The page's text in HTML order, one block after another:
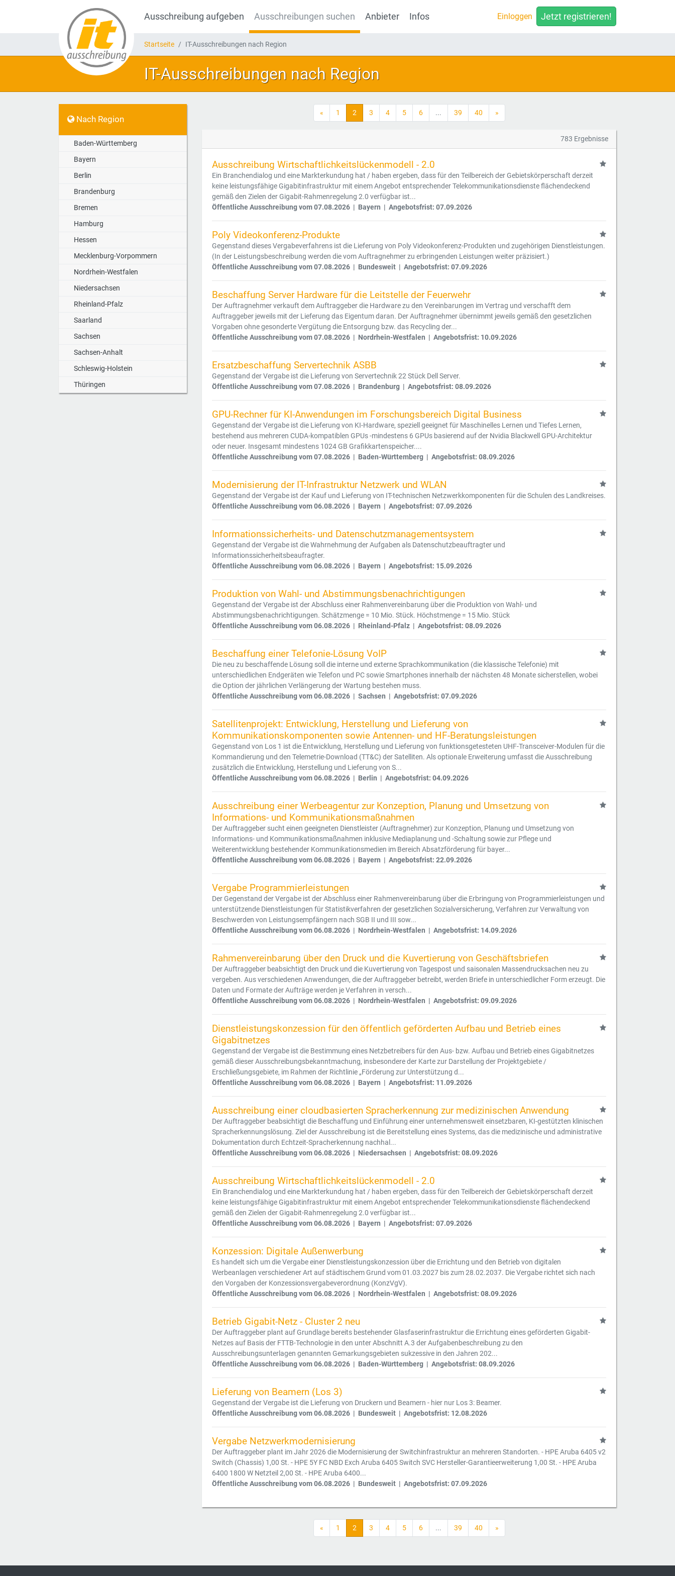
Ausschreibung aufgeben Ausschreibungen suchen Anbieter Infos Einloggen Jetzt registrieren!
Startseite IT-Ausschreibungen nach Region
IT-Ausschreibungen nach Region
Nach Region
Baden-Württemberg
Bayern
Berlin
Brandenburg
Bremen
Hamburg
Hessen
Mecklenburg-Vorpommern
Nordrhein-Westfalen
Niedersachsen
Rheinland-Pfalz
Saarland
Sachsen
Sachsen-Anhalt
Schleswig-Holstein
Thüringen
« 1 2 3 4 5 6 ... 39 40 »
783 Ergebnisse
Ausschreibung Wirtschaftlichkeitslückenmodell - 2.0
Ein Branchendialog und eine Markterkundung hat / haben ergeben, dass für den Teilbereich der Gebietskörperschaft derzeit
keine leistungsfähige Gigabitinfrastruktur mit einem Angebot entsprechender Telekommunikationsdienste flächendeckend
gemäß den Zielen der Gigabit-Rahmenregelung 2.0 verfügbar ist...
Öffentliche Ausschreibung vom 07.08.2026 | Bayern | Angebotsfrist: 07.09.2026
Poly Videokonferenz-Produkte
Gegenstand dieses Vergabeverfahrens ist die Lieferung von Poly Videokonferenz-Produkten und zugehörigen Dienstleistungen.
(In der Leistungsbeschreibung werden die vom Auftragnehmer zu erbringenden Leistungen weiter präzisiert.)
Öffentliche Ausschreibung vom 07.08.2026 | Bundesweit | Angebotsfrist: 07.09.2026
Beschaffung Server Hardware für die Leitstelle der Feuerwehr
Der Auftragnehmer verkauft dem Auftraggeber die Hardware zu den Vereinbarungen im Vertrag und verschafft dem
Auftraggeber jeweils mit der Lieferung das Eigentum daran. Der Auftragnehmer übernimmt jeweils gemäß den gesetzlichen
Vorgaben ohne gesonderte Vergütung die Entsorgung bzw. das Recycling der...
Öffentliche Ausschreibung vom 07.08.2026 | Nordrhein-Westfalen | Angebotsfrist: 10.09.2026
Ersatzbeschaffung Servertechnik ASBB
Gegenstand der Vergabe ist die Lieferung von Servertechnik 22 Stück Dell Server.
Öffentliche Ausschreibung vom 07.08.2026 | Brandenburg | Angebotsfrist: 08.09.2026
GPU-Rechner für KI-Anwendungen im Forschungsbereich Digital Business
Gegenstand der Vergabe ist die Lieferung von KI-Hardware, speziell geeignet für Maschinelles Lernen und Tiefes Lernen,
bestehend aus mehreren CUDA-kompatiblen GPUs -mindestens 6 GPUs basierend auf der Nvidia Blackwell GPU-Architektur
oder neuer. Insgesamt mindestens 1024 GB Grafikkartenspeicher....
Öffentliche Ausschreibung vom 07.08.2026 | Baden-Württemberg | Angebotsfrist: 08.09.2026
Modernisierung der IT-Infrastruktur Netzwerk und WLAN
Gegenstand der Vergabe ist der Kauf und Lieferung von IT-technischen Netzwerkkomponenten für die Schulen des Landkreises.
Öffentliche Ausschreibung vom 06.08.2026 | Bayern | Angebotsfrist: 07.09.2026
Informationssicherheits- und Datenschutzmanagementsystem
Gegenstand der Vergabe ist die Wahrnehmung der Aufgaben als Datenschutzbeauftragter und
Informationssicherheitsbeaufragter.
Öffentliche Ausschreibung vom 06.08.2026 | Bayern | Angebotsfrist: 15.09.2026
Produktion von Wahl- und Abstimmungsbenachrichtigungen
Gegenstand der Vergabe ist der Abschluss einer Rahmenvereinbarung über die Produktion von Wahl- und
Abstimmungsbenachrichtigungen. Schätzmenge = 10 Mio. Stück. Höchstmenge = 15 Mio. Stück
Öffentliche Ausschreibung vom 06.08.2026 | Rheinland-Pfalz | Angebotsfrist: 08.09.2026
Beschaffung einer Telefonie-Lösung VoIP
Die neu zu beschaffende Lösung soll die interne und externe Sprachkommunikation (die klassische Telefonie) mit
unterschiedlichen Endgeräten wie Telefon und PC sowie Smartphones innerhalb der nächsten 48 Monate sicherstellen, wobei
die Option der jährlichen Verlängerung der Wartung bestehen muss.
Öffentliche Ausschreibung vom 06.08.2026 | Sachsen | Angebotsfrist: 07.09.2026
Satellitenprojekt: Entwicklung, Herstellung und Lieferung von
Kommunikationskomponenten sowie Antennen- und HF-Beratungsleistungen
Gegenstand von Los 1 ist die Entwicklung, Herstellung und Lieferung von funktionsgetesteten UHF-Transceiver-Modulen für die
Kommandierung und den Telemetrie-Download (TT&C) der Satelliten. Als optionale Erweiterung umfasst die Ausschreibung
zusätzlich die Entwicklung, Herstellung und Lieferung von S...
Öffentliche Ausschreibung vom 06.08.2026 | Berlin | Angebotsfrist: 04.09.2026
Ausschreibung einer Werbeagentur zur Konzeption, Planung und Umsetzung von
Informations- und Kommunikationsmaßnahmen
Der Auftraggeber sucht einen geeigneten Dienstleister (Auftragnehmer) zur Konzeption, Planung und Umsetzung von
Informations- und Kommunikationsmaßnahmen inklusive Mediaplanung und -Schaltung sowie zur Pflege und
Weiterentwicklung bestehender Kommunikationsmedien im Bereich Absatzförderung für bayer...
Öffentliche Ausschreibung vom 06.08.2026 | Bayern | Angebotsfrist: 22.09.2026
Vergabe Programmierleistungen
Der Gegenstand der Vergabe ist der Abschluss einer Rahmenvereinbarung über die Erbringung von Programmierleistungen und
unterstützende Dienstleistungen für Statistikverfahren der gesetzlichen Sozialversicherung, Verfahren zur Verwaltung von
Beschwerden von Leistungsempfängern nach SGB II und III sow...
Öffentliche Ausschreibung vom 06.08.2026 | Nordrhein-Westfalen | Angebotsfrist: 14.09.2026
Rahmenvereinbarung über den Druck und die Kuvertierung von Geschäftsbriefen
Der Auftraggeber beabsichtigt den Druck und die Kuvertierung von Tagespost und saisonalen Massendrucksachen neu zu
vergeben. Aus verschiedenen Anwendungen, die der Auftraggeber betreibt, werden Briefe in unterschiedlicher Form erzeugt. Die
Daten und Formate der Aufträge werden je Verfahren in versch...
Öffentliche Ausschreibung vom 06.08.2026 | Nordrhein-Westfalen | Angebotsfrist: 09.09.2026
Dienstleistungskonzession für den öffentlich geförderten Aufbau und Betrieb eines
Gigabitnetzes
Gegenstand der Vergabe ist die Bestimmung eines Netzbetreibers für den Aus- bzw. Aufbau und Betrieb eines Gigabitnetzes
gemäß dieser Ausschreibungsbekanntmachung, insbesondere der Karte zur Darstellung der Projektgebiete /
Erschließungsgebiete, im Rahmen der Richtlinie „Förderung zur Unterstützung d...
Öffentliche Ausschreibung vom 06.08.2026 | Bayern | Angebotsfrist: 11.09.2026
Ausschreibung einer cloudbasierten Spracherkennung zur medizinischen Anwendung
Der Auftraggeber beabsichtigt die Beschaffung und Einführung einer unternehmensweit einsetzbaren, KI-gestützten klinischen
Spracherkennungslösung. Ziel der Ausschreibung ist die Bereitstellung eines Systems, das die medizinische und administrative
Dokumentation durch Echtzeit-Spracherkennung nachhal...
Öffentliche Ausschreibung vom 06.08.2026 | Niedersachsen | Angebotsfrist: 08.09.2026
Ausschreibung Wirtschaftlichkeitslückenmodell - 2.0
Ein Branchendialog und eine Markterkundung hat / haben ergeben, dass für den Teilbereich der Gebietskörperschaft derzeit
keine leistungsfähige Gigabitinfrastruktur mit einem Angebot entsprechender Telekommunikationsdienste flächendeckend
gemäß den Zielen der Gigabit-Rahmenregelung 2.0 verfügbar ist...
Öffentliche Ausschreibung vom 06.08.2026 | Bayern | Angebotsfrist: 07.09.2026
Konzession: Digitale Außenwerbung
Es handelt sich um die Vergabe einer Dienstleistungskonzession über die Errichtung und den Betrieb von digitalen
Werbeanlagen verschiedener Art auf städtischem Grund vom 01.03.2027 bis zum 28.02.2037. Die Vergabe richtet sich nach
den Vorgaben der Konzessionsvergabeverordnung (KonzVgV).
Öffentliche Ausschreibung vom 06.08.2026 | Nordrhein-Westfalen | Angebotsfrist: 08.09.2026
Betrieb Gigabit-Netz - Cluster 2 neu
Der Auftraggeber plant auf Grundlage bereits bestehender Glasfaserinfrastruktur die Errichtung eines geförderten Gigabit-
Netzes auf Basis der FTTB-Technologie in den unter Abschnitt A.3 der Aufgabenbeschreibung zu den
Ausschreibungsunterlagen genannten Gemarkungsgebieten sukzessive in den Jahren 202...
Öffentliche Ausschreibung vom 06.08.2026 | Baden-Württemberg | Angebotsfrist: 08.09.2026
Lieferung von Beamern (Los 3)
Gegenstand der Vergabe ist die Lieferung von Druckern und Beamern - hier nur Los 3: Beamer.
Öffentliche Ausschreibung vom 06.08.2026 | Bundesweit | Angebotsfrist: 12.08.2026
Vergabe Netzwerkmodernisierung
Der Auftraggeber plant im Jahr 2026 die Modernisierung der Switchinfrastruktur an mehreren Standorten. - HPE Aruba 6405 v2
Switch (Chassis) 1,00 St. - HPE 5Y FC NBD Exch Aruba 6405 Switch SVC Hersteller-Garantieerweiterung 1,00 St. - HPE Aruba
6400 1800 W Netzteil 2,00 St. - HPE Aruba 6400...
Öffentliche Ausschreibung vom 06.08.2026 | Bundesweit | Angebotsfrist: 07.09.2026
« 1 2 3 4 5 6 ... 39 40 »